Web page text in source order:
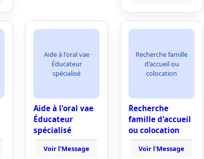
Aide à l'oral vae
Éducateur
spécialisé
Aide à l'oral vae
Éducateur
spécialisé
Voir l'Message
Recherche famille
d'accueil ou
colocation
Recherche
famille d'accueil
ou colocation
Voir l'Message